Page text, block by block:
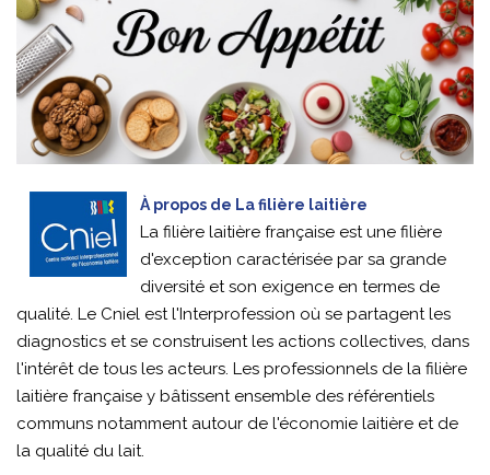
À propos de La filière laitière
La filière laitière française est une filière
d'exception caractérisée par sa grande
diversité et son exigence en termes de
qualité. Le Cniel est l'Interprofession où se partagent les
diagnostics et se construisent les actions collectives, dans
l'intérêt de tous les acteurs. Les professionnels de la filière
laitière française y bâtissent ensemble des référentiels
communs notamment autour de l'économie laitière et de
la qualité du lait.